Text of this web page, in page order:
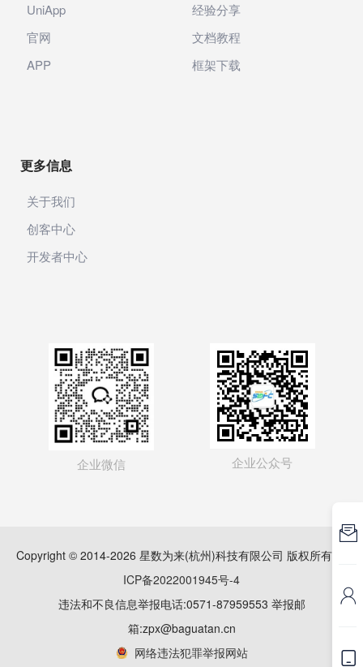
UniApp
官网
APP
经验分享
文档教程
框架下载
更多信息
关于我们
创客中心
开发者中心
企业微信 企业公众号
Copyright © 2014-2026 星数为来(杭州)科技有限公司 版权所有
ICP备2022001945号-4
违法和不良信息举报电话:0571-87959553 举报邮
箱:zpx@baguatan.cn
网络违法犯罪举报网站


